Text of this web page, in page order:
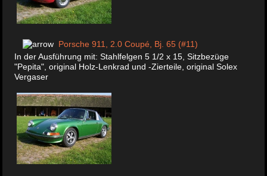
Porsche 911, 2.0 Coupé, Bj. 65 (#11)
In der Ausführung mit: Stahlfelgen 5 1/2 x 15, Sitzbezüge
"Pepita", original Holz-Lenkrad und -Zierteile, original Solex
Vergaser